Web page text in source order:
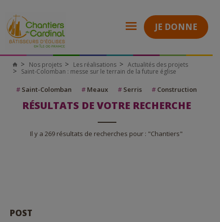
JE DONNE
Nos projets Les réalisations
Actualités des projets
Saint-Colomban : messe sur le terrain de la future église
#Saint-Colomban #Meaux #Serris #Construction
RÉSULTATS DE VOTRE RECHERCHE
Il y a 269 résultats de recherches pour : "Chantiers"
POST